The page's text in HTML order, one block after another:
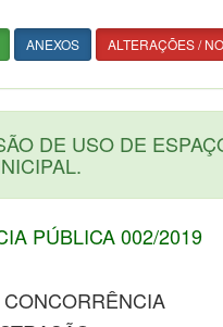
ANEXOS ALTERAÇÕES /
DE USO DE
PÚBLICA 002/2019